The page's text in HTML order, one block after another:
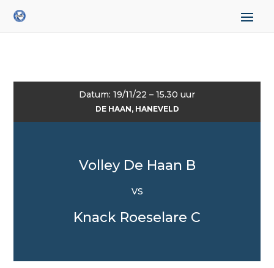
Datum: 19/11/22 – 15.30 uur
DE HAAN, HANEVELD
Volley De Haan B
VS
Knack Roeselare C